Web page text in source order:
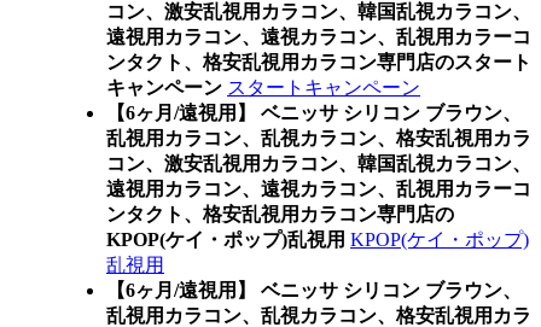
コン、激安乱視用カラコン、韓国乱視カラコン、
遠視用カラコン、遠視カラコン、乱視用カラーコ
ンタクト、格安乱視用カラコン専門店のスタート
キャンペーン スタートキャンペーン
【6ヶ月/遠視用】 ベニッサ シリコン ブラウン、
乱視用カラコン、乱視カラコン、格安乱視用カラ
コン、激安乱視用カラコン、韓国乱視カラコン、
遠視用カラコン、遠視カラコン、乱視用カラーコ
ンタクト、格安乱視用カラコン専門店の
KPOP(ケイ・ポップ)乱視用 KPOP(ケイ・ポップ)
乱視用
【6ヶ月/遠視用】 ベニッサ シリコン ブラウン、
乱視用カラコン、乱視カラコン、格安乱視用カラ